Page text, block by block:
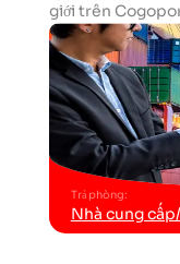
giới trên
Trả phòng:
Nhà cung